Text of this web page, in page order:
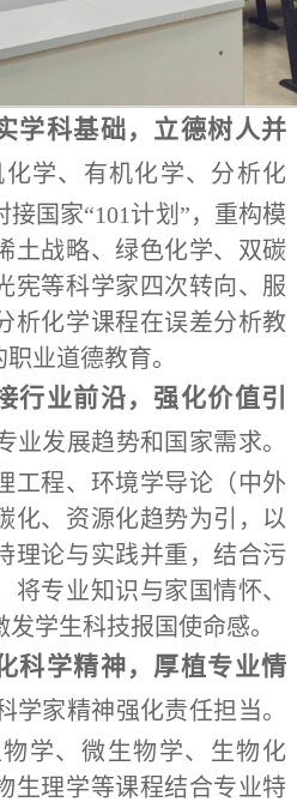
学科基础，立德树人并
学、有机化学、分析化
国家“101计划”，重构模
土战略、绿色化学、双碳
宪等科学家四次转向、服
析化学课程在误差分析教
业道德教育。
行业前沿，强化价值引
业发展趋势和国家需求。
工程、环境学导论（中外
化、资源化趋势为引，以
理论与实践并重，结合污
将专业知识与家国情怀、
学生科技报国使命感。
科学精神，厚植专业情
学家精神强化责任担当。
学、微生物学、生物化
生理学等课程结合专业特